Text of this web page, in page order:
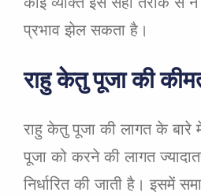
प्रभाव झेल सकता है।
राहु केतु पूजा की
राहु केतु पूजा की लागत के
पूजा को करने की लागत
निर्धारित की जाती है। इसमें